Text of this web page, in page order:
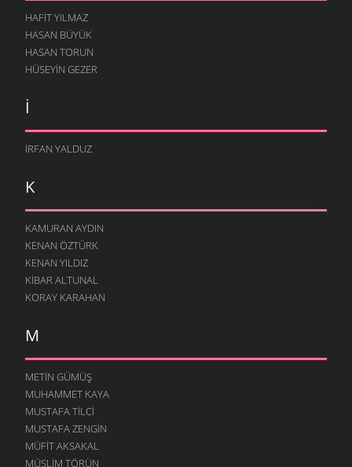
HAFIT YILMAZ
HASAN BÜYÜK
HASAN TORUN
HÜSEYIN GEZER
I
İRFAN YALDUZ
K
KAMURAN AYDIN
KENAN ÖZTÜRK
KENAN YILDIZ
KIBAR ALTUNAL
KORAY KARAHAN
M
METIN GÜMÜŞ
MUHAMMET KAYA
MUSTAFA TILCI
MUSTAFA ZENGIN
MÜFIT AKSAKAL
MÜSLIM TÖRÜN